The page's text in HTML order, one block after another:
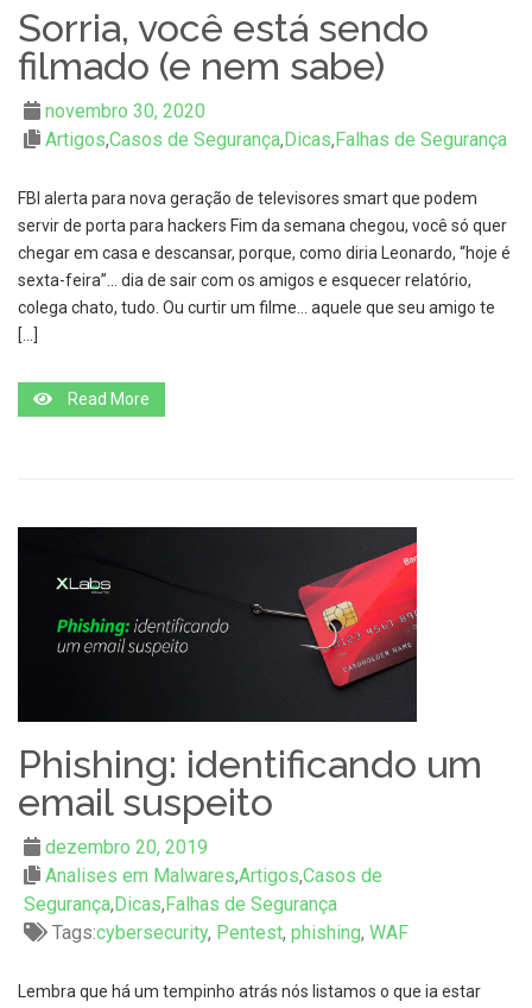
Sorria, você está sendo
filmado (e nem sabe)
novembro 30, 2020
Artigos,Casos de Segurança, Dicas, Falhas de Segurança
FBI alerta para nova geração de televisores smart que podem
servir de porta para hackers Fim da semana chegou, você só quer
chegar em casa e descansar, porque, como diria Leonardo, “hoje é
sexta-feira”… dia de sair com os amigos e esquecer relatório,
colega chato, tudo. Ou curtir um filme… aquele que seu amigo te
[…]
Read More
Phishing: identificando um
email suspeito
dezembro 20, 2019
Analises em Malwares,Artigos,Casos de
Segurança, Dicas, Falhas de Segurança
Tags:cybersecurity, Pentest, phishing, WAF
Lembra que há um tempinho atrás nós listamos o que ia estar